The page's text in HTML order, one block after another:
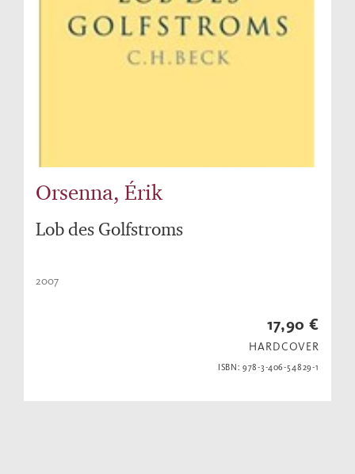
Orsenna, Érik
Lob des Golfstroms
2007
17,90 €
HARDCOVER
ISBN: 978-3-406-54829-1